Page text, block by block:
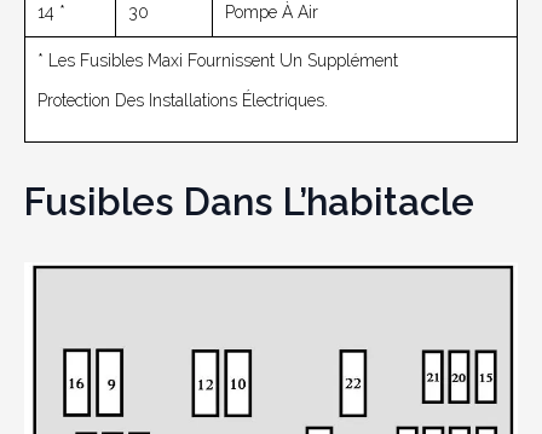
14 * 30 Pompe À Air
* Les Fusibles Maxi Fournissent Un Supplément
Protection Des Installations Électriques.
Fusibles Dans L’habitacle